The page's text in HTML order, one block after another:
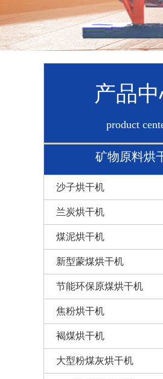
产品
product
矿物原料烘
沙子烘干机
兰炭烘干机
煤泥烘干机
新型蒙煤烘干机
节能环保原煤烘干机
焦粉烘干机
褐煤烘干机
大型粉煤灰烘干机